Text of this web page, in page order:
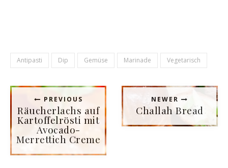
Antipasti Dip Gemüse Marinade Vegetarisch
PREVIOUS
Räucherlachs auf
Kartoffelrösti mit
Avocado-
Merrettich Creme
NEWER
Challah Bread